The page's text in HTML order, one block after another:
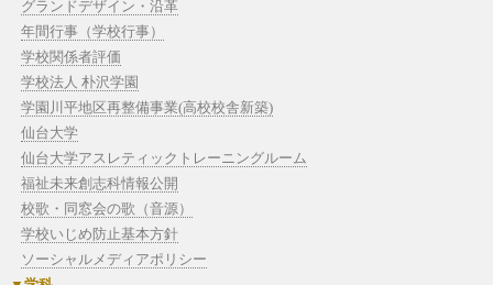
グランドデザイン・沿革
年間行事（学校行事）
学校関係者評価
学校法人 朴沢学園
学園川平地区再整備事業(高校校舎新築)
仙台大学
仙台大学アスレティックトレーニングルーム
福祉未来創志科情報公開
校歌・同窓会の歌（音源）
学校いじめ防止基本方針
ソーシャルメディアポリシー